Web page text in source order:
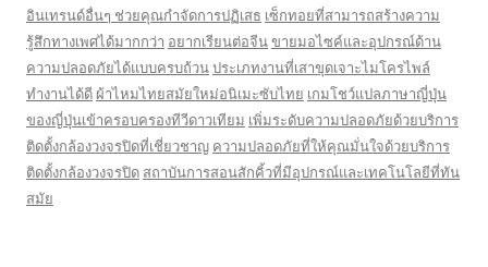
อินเทรนด์อื่นๆ ช่วยคุณกำจัดการปฏิเสธ เซ็กทอยที่สามารถสร้างความ
รู้สึกทางเพศได้มากกว่า อยากเรียนต่อจีนขายมอไซค์และอุปกรณ์ด้าน
ความปลอดภัยได้แบบครบถ้วนประเภทงานที่เสาขุดเจาะไมโครไพล์
ทำงานได้ดี ผ้าไหมไทยสมัยใหม่อนิเมะซับไทย เกมโชว์แปลภาษาญี่ปุ่น
ของญี่ปุ่นเข้าครอบครองทีวีดาวเทียม เพิ่มระดับความปลอดภัยด้วยบริการ
ติดตั้งกล้องวงจรปิดที่เชี่ยวชาญ ความปลอดภัยที่ให้คุณมั่นใจด้วยบริการ
ติดตั้งกล้องวงจรปิด สถาบันการสอนสักคิ้วที่มีอุปกรณ์และเทคโนโลยีที่ทัน
สมัย